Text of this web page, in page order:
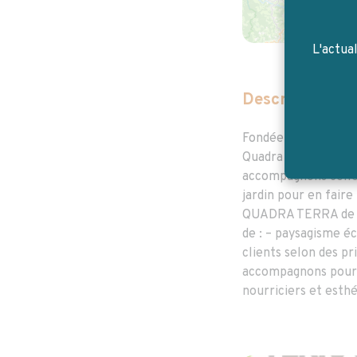
Description
Fondée en 2017
Quadra Terra
accompagnons
jardin pour en faire
QUADRA TERRA
de : – paysagisme
clients selon des
accompagnons
nourriciers et